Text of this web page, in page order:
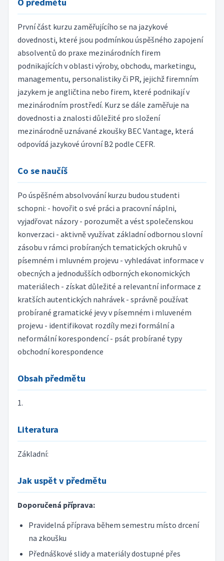
První část kurzu zaměřujícího se na jazykové
dovednosti, které jsou podmínkou úspěšného zapojení
absolventů do praxe mezinárodních firem
podnikajících v oblasti výroby, obchodu, marketingu,
managementu, personalistiky či PR, jejichž firemním
jazykem je angličtina nebo firem, které podnikají v
mezinárodním prostředí. Kurz se dále zaměřuje na
dovednosti a znalosti důležité pro složení
mezinárodně uznávané zkoušky BEC Vantage, která
odpovídá jazykové úrovní B2 podle CEFR.
Co se naučíš
Po úspěšném absolvování kurzu budou studenti
schopni: - hovořit o své práci a pracovní náplni,
vyjadřovat názory - porozumět a vést společenskou
konverzaci - aktivně využívat základní odbornou slovní
zásobu v rámci probíraných tematických okruhů v
písemném i mluvném projevu - vyhledávat informace v
obecných a jednodušších odborných ekonomických
materiálech - získat důležité a relevantní informace z
kratších autentických nahrávek - správně používat
probírané gramatické jevy v písemném i mluveném
projevu - identifikovat rozdíly mezi formální a
neformální korespondencí - psát probírané typy
obchodní korespondence
Obsah předmětu
1.
Literatura
Základní:
Jak uspět v předmětu
Doporučená příprava:
Pravidelná příprava během semestru místo drcení
na zkoušku
Přednáškové slidy a materiály dostupné přes